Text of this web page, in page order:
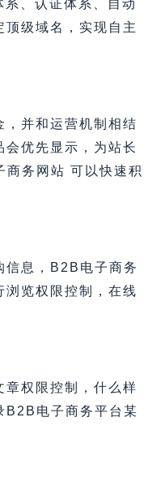
、认证体系、自动
级域名，实现自主
，并和运营机制相结
优先显示，为站长
商务网站 可以快速积
信息，B2B电子商务
浏览权限控制，在线
章权限控制，什么样
B2B电子商务平台某